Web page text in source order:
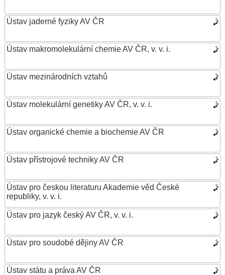
Ústav jaderné fyziky AV ČR
Ústav makromolekulární chemie AV ČR, v. v. i.
Ústav mezinárodních vztahů
Ústav molekulární genetiky AV ČR, v. v. i.
Ústav organické chemie a biochemie AV ČR
Ústav přístrojové techniky AV ČR
Ústav pro českou literaturu Akademie věd České
republiky, v. v. i.
Ústav pro jazyk český AV ČR, v. v. i.
Ústav pro soudobé dějiny AV ČR
Ústav státu a práva AV ČR